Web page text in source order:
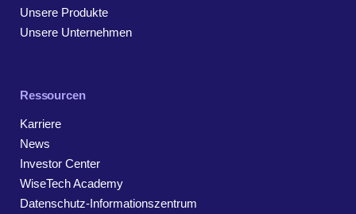
Unsere Produkte
Unsere Unternehmen
Ressourcen
Karriere
News
Investor Center
WiseTech Academy
Datenschutz-Informationszentrum